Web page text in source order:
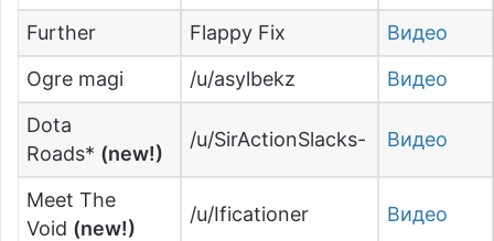
Further
Flappy Fix
Видео
Ogre magi
/u/asylbekz
Видео
Dota
Roads* (new!)
/u/SirActionSlacks- Видео
Meet The
Void (new!)
/u/Ificationer Видео